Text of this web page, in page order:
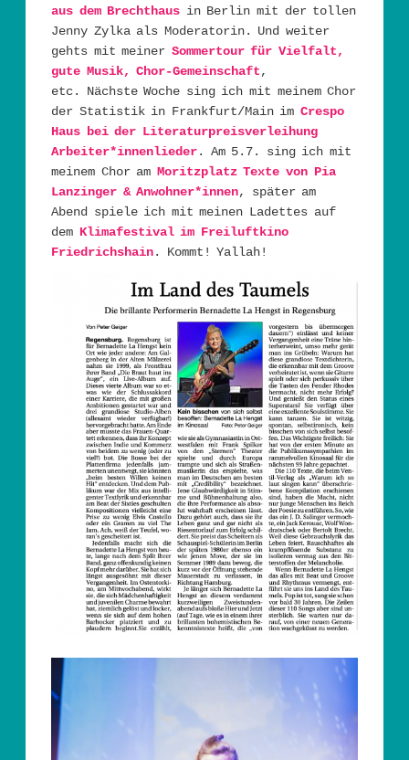
aus dem Brechthaus in Berlin mit der tollen
Jenny Zylka als Moderatorin. Und weiter
gehts mit meiner Sommertour für Vielfalt,
gute Musik, Chor-Gemeinschaft,
etc. Nächste Woche sing ich mit meinem Chor
der Statistik in Frankfurt/Main imCrespo
Haus bei der Literaturpreisverleihung
Arbeiter*innenlieder. Am 5.7. sing ich mit
meinem Chor am Moritzplatz Texte von Pia
Lanzinger & Anwohner*innen, später am
Abend spiele ich mit meinen Ladettes auf
dem Klimafestival im Freiluftkino
Friedrichshain. Kommt! Yallah!